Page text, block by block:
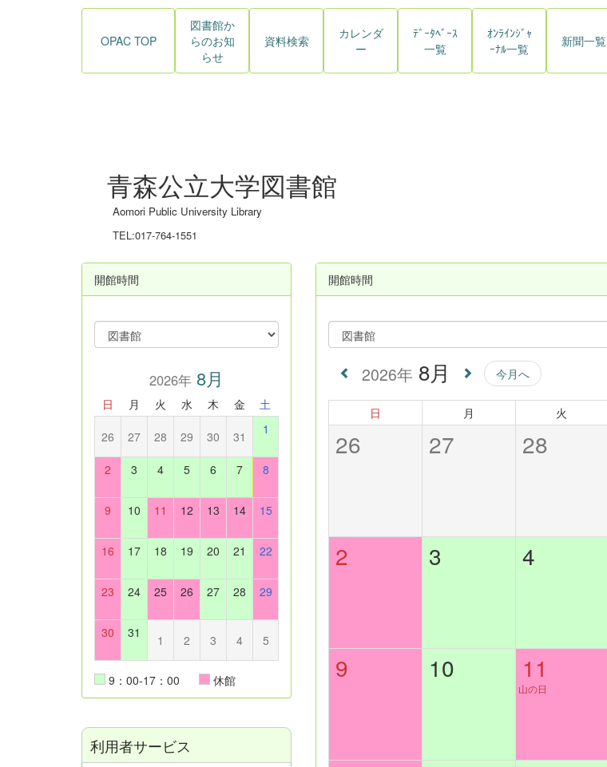
OPAC TOP
図書館か
らのお知
らせ
資料検索
カレンダ
ー
ﾃﾞｰﾀﾍﾞｰｽ
一覧
ｵﾝﾗｲﾝｼﾞｬ
ｰﾅﾙ一覧
新聞一覧
青森公立大学図書館
Aomori Public University Library
TEL:017-764-1551
開館時間
2026年 8月 今月へ
日 月 火
26 27 28
2 3 4
9 10 11
山の日
開館時間
2026年8月
日 月 火 水 木 金 土
26 27 28 29 30 31 1
2 3 4 5 6 7 8
9 10 11 12 13 14 15
16 17 18 19 20 21 22
23 24 25 26 27 28 29
30 31 1 2 3 4 5
9：00-17：00 休館
利用者サービス